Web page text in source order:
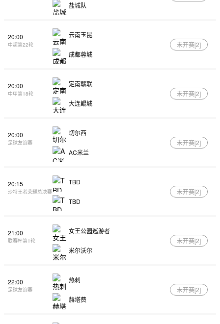
盐城队
20:00
中超第22轮
云南玉昆
成都蓉城
未开赛[2]
20:00
中甲第18轮
定南赣联
大连鲲城
未开赛[2]
20:00
足球友谊赛
切尔西
AC米兰
未开赛[2]
20:15
沙特王者荣耀总决赛
TBD
TBD
未开赛[2]
21:00
联赛杯第1轮
女王公园巡游者
米尔沃尔
未开赛[2]
22:00
足球友谊赛
热刺
赫塔费
未开赛[2]